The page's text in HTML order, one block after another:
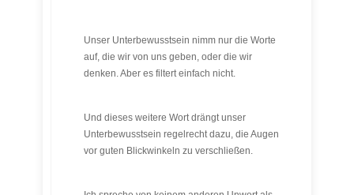
Unser Unterbewusstsein nimm nur die Worte
auf, die wir von uns geben, oder die wir
denken. Aber es filtert einfach nicht.
Und dieses weitere Wort drängt unser
Unterbewusstsein regelrecht dazu, die Augen
vor guten Blickwinkeln zu verschließen.